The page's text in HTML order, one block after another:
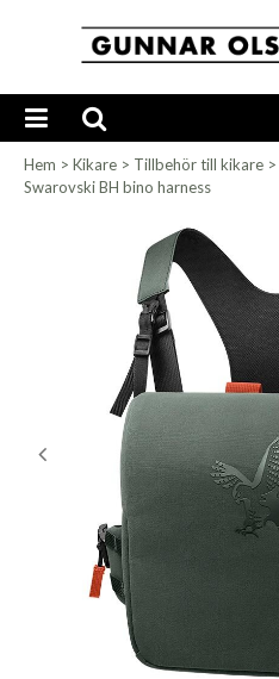
Hem > Kikare > Tillbehör till kikare >
Swarovski BH bino harness